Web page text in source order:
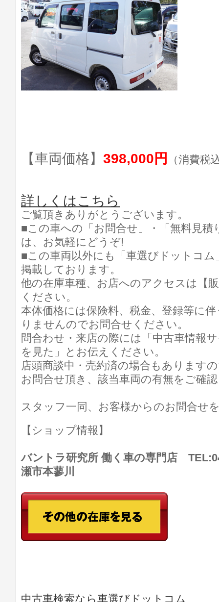
【車両価格】 398,000円 （消費税
詳しくはこちら
ご覧頂きありがとうございます。
■この車への「お問合せ」・「無料見積
は、お気軽にどうぞ!
■この車両以外にも「車選びドットコ
掲載しております。
他の在庫車種、お店へのアクセスは【
ください。
本体価格には保険料、税金、登録等に
りませんのでお問合せください。
問合わせ・来店の際には「中古車情報
を見た」とお伝えください。
店頭商談中・売約済の場合もあります
お問合せ頂き、該当車両の有無をご確
スタッフ一同、お客様からのお問合せ
【ショップ情報】
バントラ研究所 働く車の専門店
瀬市本蓼川
中古車検索なら車選びドットコム